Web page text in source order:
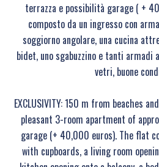
terrazza e possibilità garage ( +
composto da un ingresso con
soggiorno angolare, una cucina
bidet, uno sgabuzzino e tanti armadi
vetri, buone
EXCLUSIVITY: 150 m from beaches
pleasant 3-room apartment of
garage (+ 40,000 euros). The flat
with cupboards, a living room